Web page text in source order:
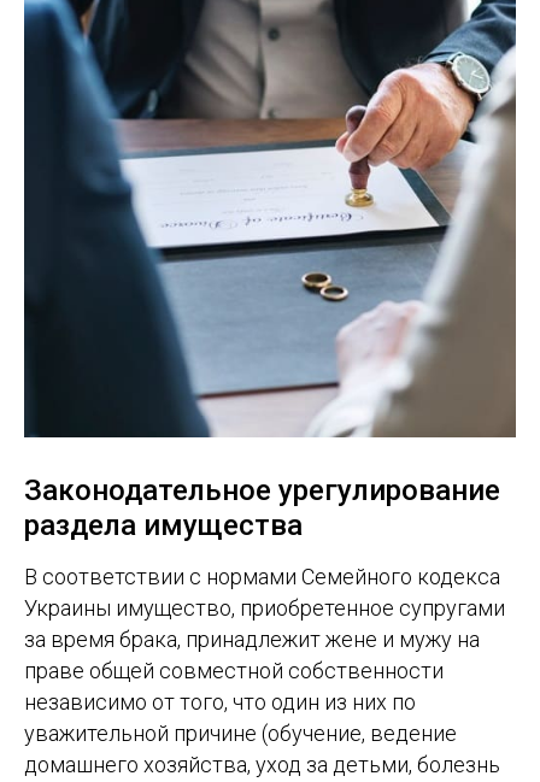
Законодательное урегулирование
раздела имущества
В соответствии с нормами Семейного кодекса
Украины имущество, приобретенное супругами
за время брака, принадлежит жене и мужу на
праве общей совместной собственности
независимо от того, что один из них по
уважительной причине (обучение, ведение
домашнего хозяйства, уход за детьми, болезнь